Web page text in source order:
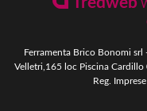
Piscine & Divertimento
Arredo Giardino & Mare
Mangimi & Pet Care
Spedizione e
Cambio, Resi e
Ferramenta Brico Bonomi srl
Velletri,165 loc Piscina
Reg.